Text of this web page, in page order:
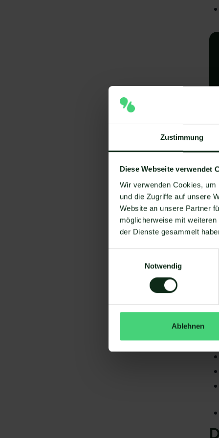
Zustimmung
Diese Webseite verwendet
Wir verwenden Cookies,
und die Zugriffe auf unsere
Website an unsere Partner
möglicherweise mit
der Dienste gesammelt
Notwendig
Ablehnen